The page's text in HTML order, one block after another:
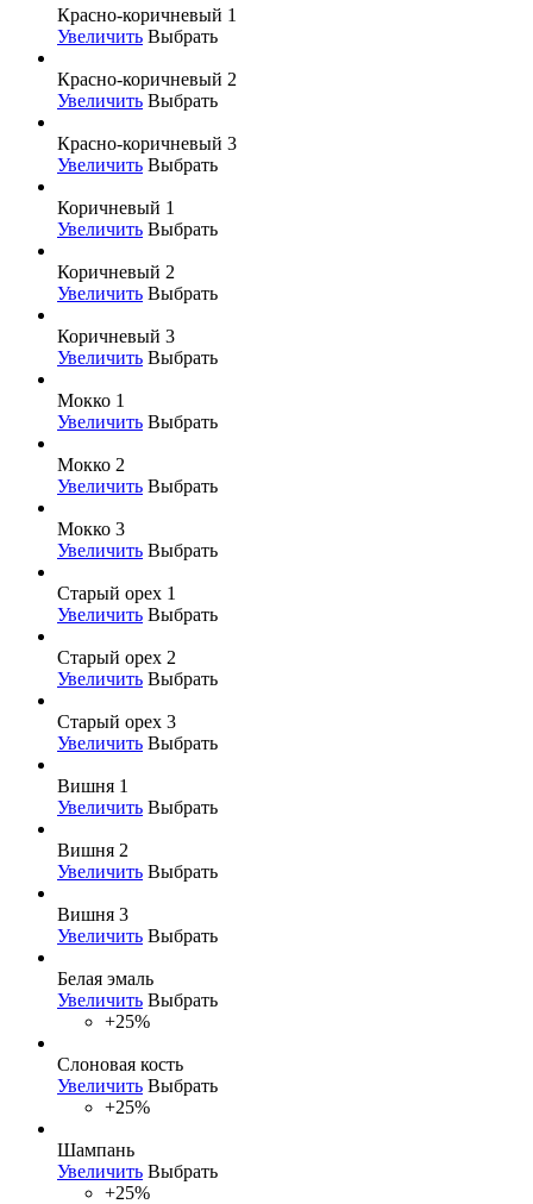
Красно-коричневый 1
Увеличить Выбрать
Красно-коричневый 2
Увеличить Выбрать
Красно-коричневый 3
Увеличить Выбрать
Коричневый 1
Увеличить Выбрать
Коричневый 2
Увеличить Выбрать
Коричневый 3
Увеличить Выбрать
Мокко 1
Увеличить Выбрать
Мокко 2
Увеличить Выбрать
Мокко 3
Увеличить Выбрать
Старый орех 1
Увеличить Выбрать
Старый орех 2
Увеличить Выбрать
Старый орех 3
Увеличить Выбрать
Вишня 1
Увеличить Выбрать
Вишня 2
Увеличить Выбрать
Вишня 3
Увеличить Выбрать
Белая эмаль
Увеличить Выбрать
+25%
Слоновая кость
Увеличить Выбрать
+25%
Шампань
Увеличить Выбрать
+25%